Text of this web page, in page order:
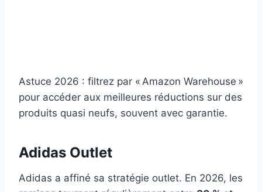
Astuce 2026 : filtrez par « Amazon Warehouse »
pour accéder aux meilleures réductions sur des
produits quasi neufs, souvent avec garantie.
Adidas Outlet
Adidas a affiné sa stratégie outlet. En 2026, les